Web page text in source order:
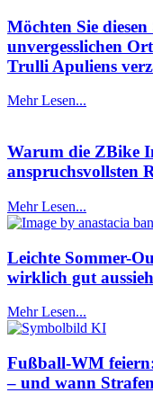
Möchten Sie
unvergesslichen
Trulli Apuliens
Mehr Lesen...
Warum die ZBike
anspruchsvollsten
Mehr Lesen...
Leichte Sommer-
wirklich gut
Mehr Lesen...
Fußball-WM
– und wann